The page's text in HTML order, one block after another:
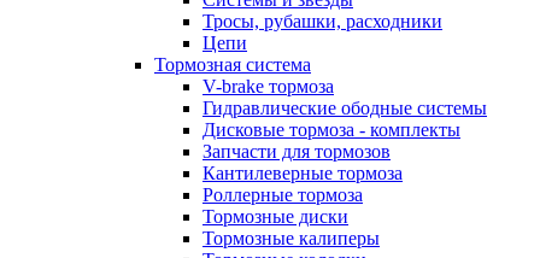
Тросы, рубашки, расходники
Цепи
Тормозная система
V-brake тормоза
Гидравлические ободные системы
Дисковые тормоза - комплекты
Запчасти для тормозов
Кантилеверные тормоза
Роллерные тормоза
Тормозные диски
Тормозные калиперы